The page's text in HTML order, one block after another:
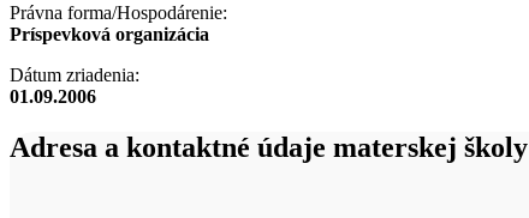
Právna forma/Hospodárenie:
Príspevková organizácia
Dátum zriadenia:
01.09.2006
Adresa a kontaktné údaje materskej školy